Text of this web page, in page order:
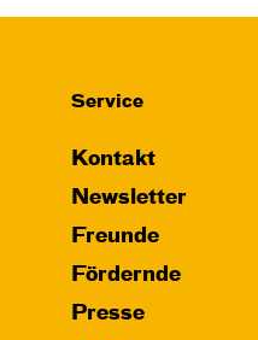
Service
Kontakt
Newsletter
Freunde
Fördernde
Presse